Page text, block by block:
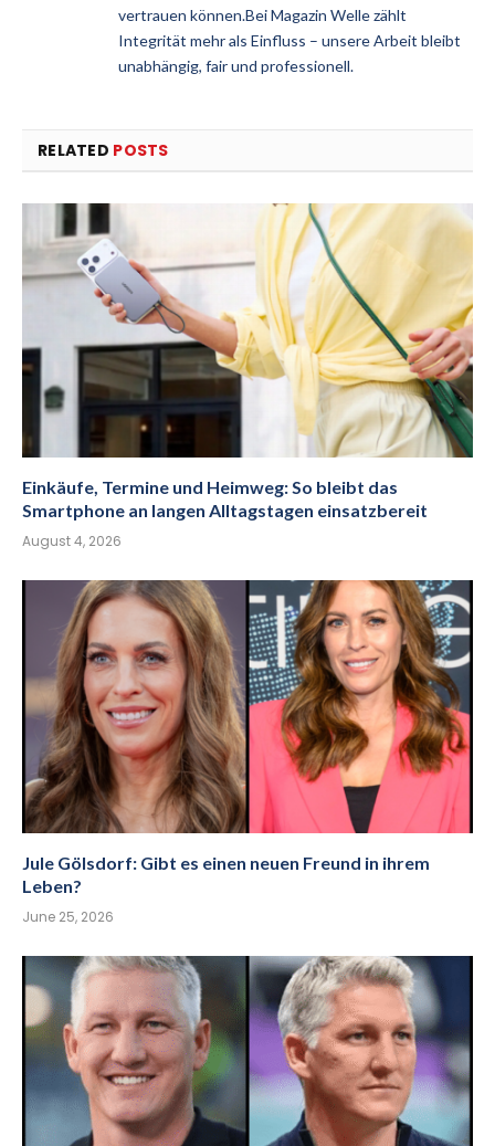
vertrauen können.Bei Magazin Welle zählt
Integrität mehr als Einfluss – unsere Arbeit bleibt
unabhängig, fair und professionell.
RELATED POSTS
Einkäufe, Termine und Heimweg: So bleibt das
Smartphone an langen Alltagstagen einsatzbereit
August 4, 2026
Jule Gölsdorf: Gibt es einen neuen Freund in ihrem
Leben?
June 25, 2026